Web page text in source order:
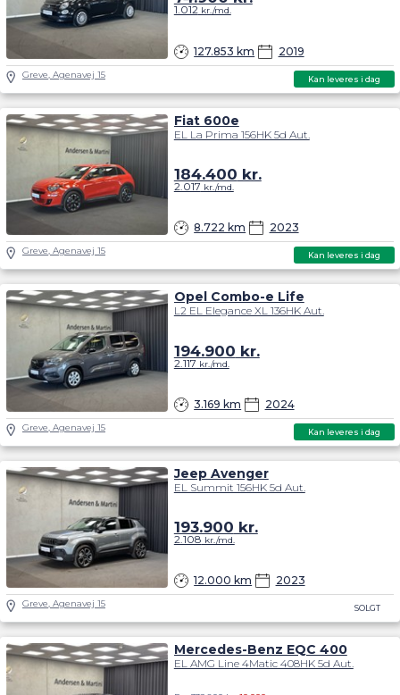
Kan leveres i dag
127.853 km 2019
1.012kr./md.
Greve, Agenavej 15
Kan leveres i dag
Fiat 600e
EL La Prima 156HK 5d Aut.
8.722 km 2023
184.400 kr.
2.017 kr./md.
Greve, Agenavej 15
Kan leveres i dag
Opel Combo-e Life
L2 EL Elegance XL 136HK Aut.
3.169 km 2024
194.900 kr.
2.117 kr./md.
Greve, Agenavej 15
SOLGT
Jeep Avenger
EL Summit 156HK 5d Aut.
12.000 km 2023
193.900 kr.
2.108 kr./md.
Greve, Agenavej 15
Mercedes-Benz EQC 400
EL AMG Line 4Matic 408HK 5d Aut.